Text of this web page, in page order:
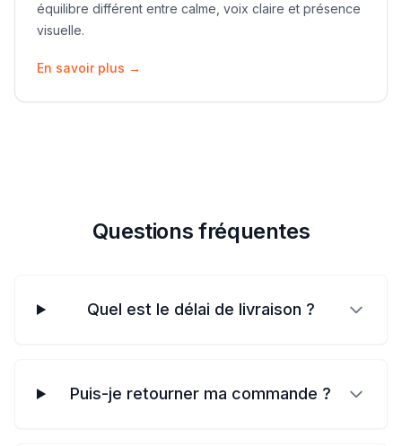
équilibre différent entre calme, voix claire et présence
visuelle.
En savoir plus →
Questions fréquentes
Quel est le délai de livraison ?
Puis-je retourner ma commande ?